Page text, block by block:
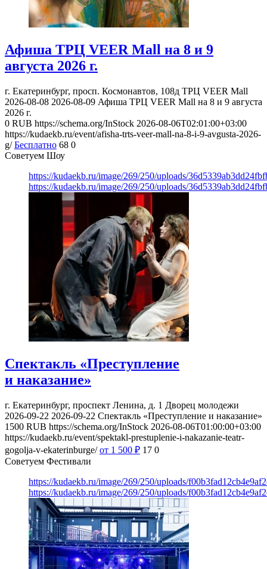
Афиша ТРЦ VEER Mall на 8 и 9
августа 2026 г.
г. Екатеринбург, просп. Космонавтов, 108д ТРЦ VEER Mall
2026-08-08 2026-08-09 Афиша ТРЦ VEER Mall на 8 и 9 августа
2026 г.
0 RUB https://schema.org/InStock 2026-08-06T02:01:00+03:00
https://kudaekb.ru/event/afisha-trts-veer-mall-na-8-i-9-avgusta-2026-
g/ Бесплатно 68 0
Советуем Шоу
https://kudaekb.ru/image/269/250/uploads/
https://kudaekb.ru/image/269/250/uploads/
Спектакль «Преступление
и наказание»
г. Екатеринбург, проспект Ленина, д. 1 Дворец молодежи
2026-09-22 2026-09-22 Спектакль «Преступление и наказание»
1500 RUB https://schema.org/InStock 2026-08-06T01:00:00+03:00
https://kudaekb.ru/event/spektakl-prestuplenie-i-nakazanie-teatr-
gogolja-v-ekaterinburge/ от 1 500 ₽ 17 0
Советуем Фестивали
https://kudaekb.ru/image/269/250/uploads/
https://kudaekb.ru/image/269/250/uploads/